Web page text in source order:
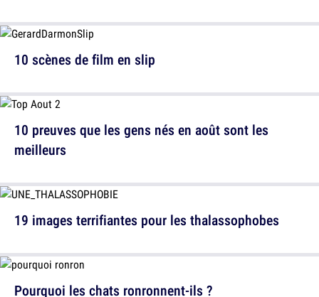
10 scènes de film en slip
19 images terrifiantes pour les thalassophobes
10 preuves que les gens nés en août sont les
meilleurs
Pourquoi les chats ronronnent-ils ?